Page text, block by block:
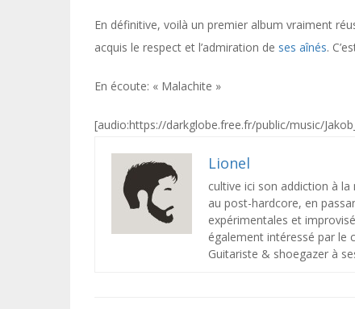
En définitive, voilà un premier album vraiment
acquis le respect et l’admiration de ses aînés.
En écoute: « Malachite »
[audio:https://darkglobe.free.fr/public/music/
Lionel
cultive ici son addiction à
au post-hardcore, en
expérimentales et
également intéressé par le
Guitariste & shoegazer à